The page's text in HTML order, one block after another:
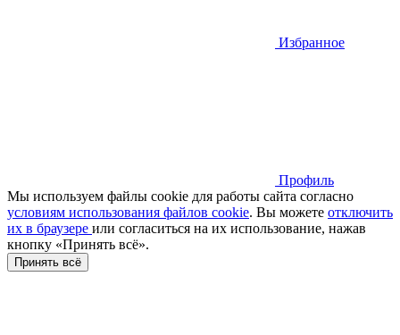
Избранное
Профиль
Мы используем файлы cookie для работы сайта согласно
условиям использования файлов cookie. Вы можете отключить
их в браузере или cогласиться на их использование, нажав
кнопку «Принять всё».
Принять всё